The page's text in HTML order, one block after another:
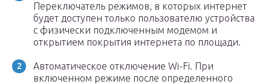
Переключатель режимов, в которых интернет
будет доступен только пользователю устройства
с физически подключенным модемом и
открытием покрытия интернета по площади.
Автоматическое отключение Wi-Fi. При
включенном режиме после определенного